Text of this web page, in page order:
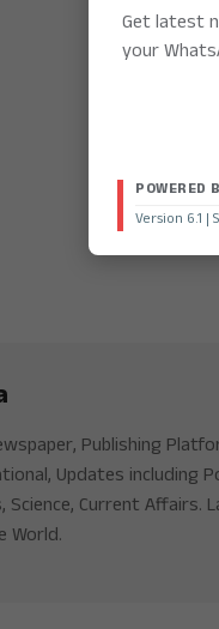
Publishing
Updates including
Science, Current Affairs.
World.
Get latest
your
POWERED
Version 6.1 |